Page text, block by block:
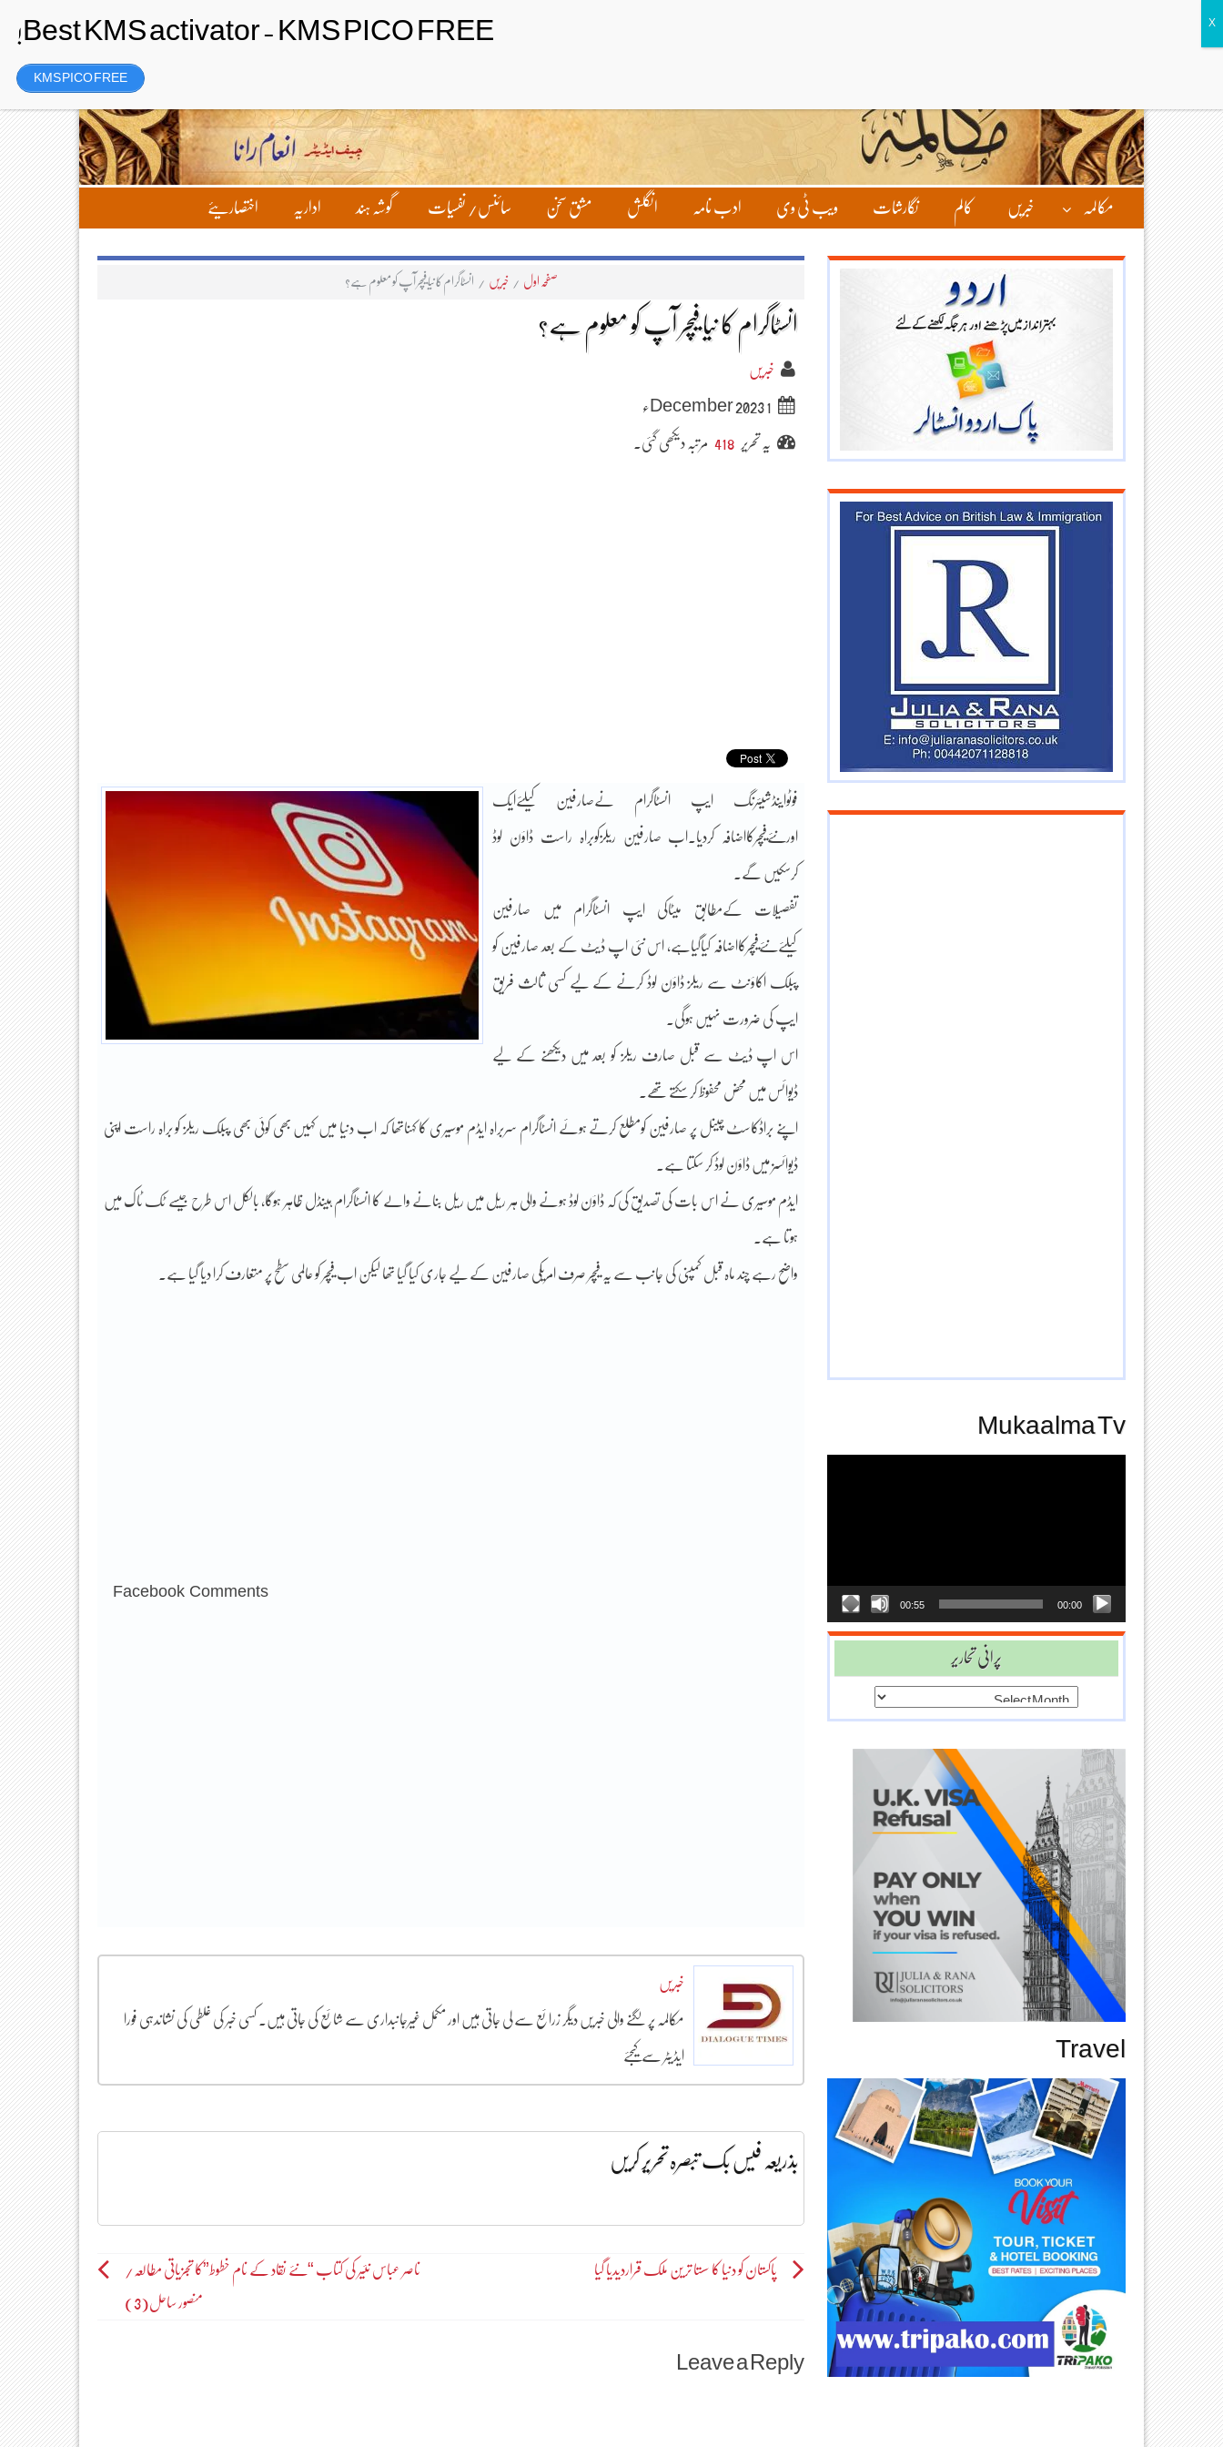
Saturday، 8 August 2026ء
مکالمہ خبریں کالم نگارشات ویب ٹی وی ادب نامہ انگلش مشق سخن سائنس/ نفسیات گوشہ ہند اداریہ اختصاریئے
صفحہ اول / خبریں / انسٹاگرام کا نیا فیچر آپ کو معلوم ہے؟
انسٹاگرام کا نیا فیچر آپ کو معلوم ہے؟
خبریں
1 December 2023ء
یہ تحریر 418 مرتبہ دیکھی گئی۔
فوٹواینڈشیئرنگ ایپ انسٹاگرام نےصارفین کیلئےایک
اورنئےفیچرکااضافہ کردیا۔اب صارفین ریلزکوبراہ راست ڈاؤن لوڈ
کرسکیں گے۔
تفصیلات کےمطابق میٹاکی ایپ انسٹاگرام میں صارفین
کیلئےنئےفیچرکااضافہ کیاگیاہے، اس نئی اپ ڈیٹ کے بعد صارفین کو
پبلک اکاؤنٹ سے ریلز ڈاؤن لوڈ کرنے کے لیے کسی ثالث فریق
ایپ کی ضرورت نہیں ہوگی۔
اس اپ ڈیٹ سے قبل صارف ریلز کو بعد میں دیکھنے کے لیے
ڈیوائس میں محض محفوظ کر سکتے تھے۔
اپنے براڈکاسٹ چینل پر صارفین کومطلع کرتے ہوئے انسٹاگرام سربراہ ایڈم موسیری کا کہناتھا کہ اب دنیا میں کہیں بھی کوئی بھی پبلک ریلز کو براہ راست اپنی
ڈیوائسز میں ڈاؤن لوڈ کر سکتا ہے۔
ایڈم موسیری نے اس بات کی تصدیق کی کہ ڈاؤن لوڈ ہونے والی ہر ریل میں ریل بنانے والے کا انسٹاگرام ہینڈل ظاہر ہوگا، بالکل اس طرح جیسے ٹک ٹاک میں
ہوتا ہے۔
واضح رہے چند ماہ قبل کمپنی کی جانب سے یہ فیچر صرف امریکی صارفین کے لیے جاری کیا گیا تھا لیکن اب فیچر کو عالمی سطح پر متعارف کرا دیا گیا ہے۔
Facebook Comments
خبریں
مکالمہ پر لگنے والی خبریں دیگر زرائع سے لی جاتی ہیں اور مکمل غیرجانبداری سے شائع کی جاتی ہیں۔ کسی خبر کی غلطی کی نشاندہی فورا
ایڈیٹر سے کیجئے
بذریعہ فیس بک تبصرہ تحریر کریں
Postپاکستان کو دنیا کا سستا ترین ملک قراردیدیا گیا ناصر عباس نئیر کی کتاب “نئے نقاد کے نام خطوط”کا تجزیاتی مطالعہ/
منصور ساحل(3)
Leave a Reply
Mukaalma Tv
00:00
00:55
پرانی تحاریر
Travel
KMS PICO FREE